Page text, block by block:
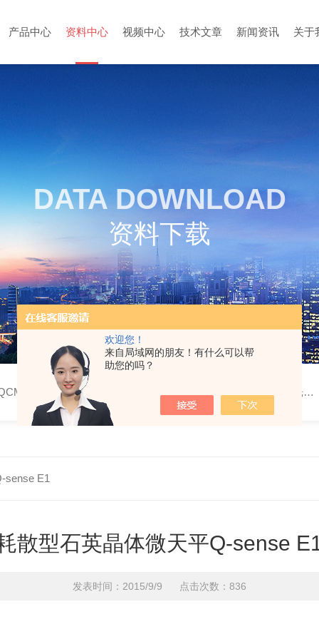
欢迎您！
来自局域网的朋友！有什么可以帮
助您的吗？
产品中心 资料中心 视频中心 技术文章 新闻资讯 关于
DATA DOWNLOAD
资料下载
鲁斯特角显微镜，界面剪切流变仪，光学接触角测量仪，表面张力测量仪，薄膜制备与分析仪器
sense E1
散型石英晶体微天平Q-sense
发表时间：2015/9/9 点击次数：836